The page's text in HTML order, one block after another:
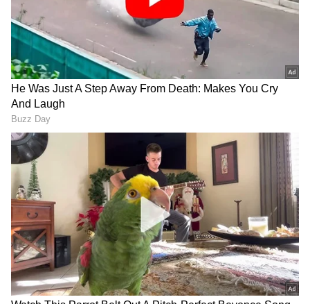
ನ್ಯಾಶನಲ್ ಕ್ರಶ್ ಮತ್ತು ಬಾಲಿವುಡ್ ಕಿಂಗ್ ಮೊದಲ ಬಾರಿಗೆ
ಒಟ್ಟಿಗೆ ಬರುತ್ತಿರುವ ಬಗ್ಗೆ ಅಭಿಮಾನಿಗಳ ಸಂತೋಷಕ್ಕೆ
ಮಿತಿಯಿಲ್ಲವಾಗಿದೆ ಮತ್ತು ಅವರ ಕೆಮಿಸ್ಟ್ರಿ ತುಂಬಾ
ತಾಜಾವಾಗಿದೆ.